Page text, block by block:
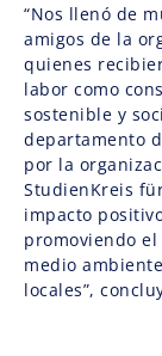
“Nos llenó de
amigos de la
quienes
labor como
sostenible y
departamento
por la
StudienKreis
impacto
promoviendo
medio
locales”,